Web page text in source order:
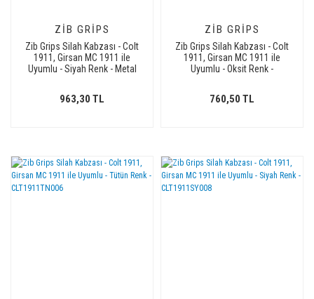
ZIB GRIPS
Zib Grips Silah Kabzası - Colt
1911, Girsan MC 1911 ile
Uyumlu - Siyah Renk - Metal
963,30 TL
ZIB GRIPS
Zib Grips Silah Kabzası - Colt
1911, Girsan MC 1911 ile
Uyumlu - Oksit Renk -
760,50 TL